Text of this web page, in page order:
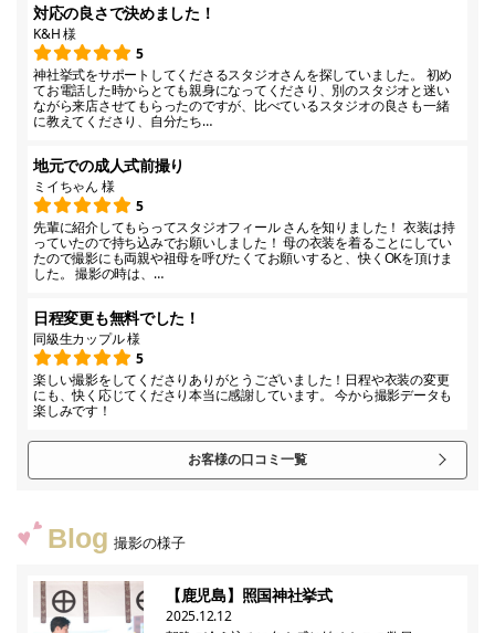
対応の良さで決めました！
K&H 様
5
神社挙式をサポートしてくださるスタジオさんを探していました。 初め
てお電話した時からとても親身になってくださり、別のスタジオと迷い
ながら来店させてもらったのですが、比べているスタジオの良さも一緒
に教えてくださり、自分たち…
地元での成人式前撮り
ミイちゃん 様
5
先輩に紹介してもらってスタジオフィール さんを知りました！ 衣装は持
っていたので持ち込みでお願いしました！ 母の衣装を着ることにしてい
たので撮影にも両親や祖母を呼びたくてお願いすると、快くOKを頂けま
した。 撮影の時は、…
日程変更も無料でした！
同級生カップル 様
5
楽しい撮影をしてくださりありがとうございました！日程や衣装の変更
にも、快く応じてくださり本当に感謝しています。 今から撮影データも
楽しみです！
お客様の口コミ一覧
Blog 撮影の様子
【鹿児島】照国神社挙式
2025.12.12